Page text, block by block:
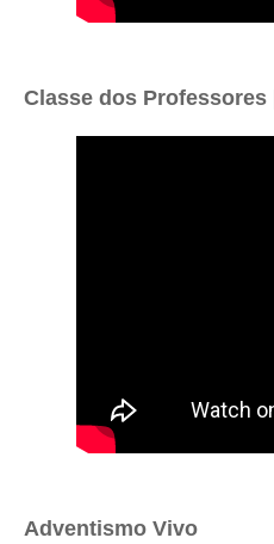
Classe dos Professores |
Adventismo Vivo